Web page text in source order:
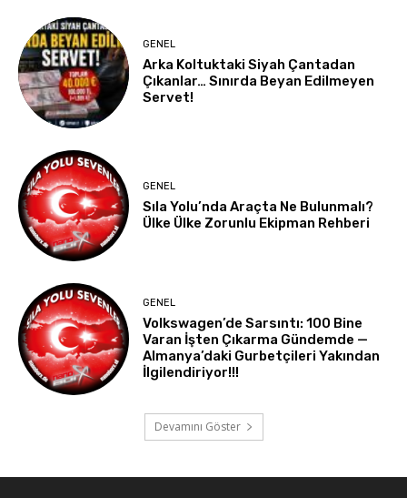
GENEL
Arka Koltuktaki Siyah Çantadan
Çıkanlar… Sınırda Beyan Edilmeyen
Servet!
GENEL
Sıla Yolu’nda Araçta Ne Bulunmalı?
Ülke Ülke Zorunlu Ekipman Rehberi
GENEL
Volkswagen’de Sarsıntı: 100 Bine
Varan İşten Çıkarma Gündemde —
Almanya’daki Gurbetçileri Yakından
İlgilendiriyor!!!
Devamını Göster